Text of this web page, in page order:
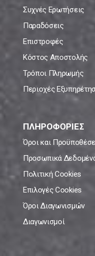
Συχνές Ερωτήσεις
Παραδόσεις
Επιστροφές
Κόστος Αποστολής
Τρόποι Πληρωμής
Περιοχές
ΠΛΗΡΟΦΟΡΙΕΣ
Όροι και
Προσωπικά
Πολιτική Cookies
Επιλογές Cookies
Όροι Διαγωνισμών
Διαγωνισμοί